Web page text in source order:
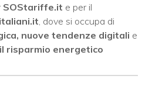
SOStariffe.it e per il
, dove si occupa di
nuove tendenze digitali e
risparmio energetico